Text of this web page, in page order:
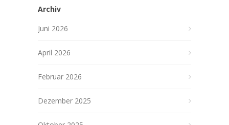
Archiv
Juni 2026
April 2026
Februar 2026
Dezember 2025